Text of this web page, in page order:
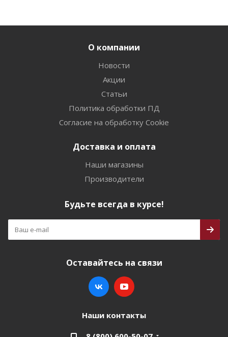
О компании
Новости
Акции
Статьи
Политика обработки ПД
Согласие на обработку Cookie
Доставка и оплата
Наши магазины
Производители
Будьте всегда в курсе!
Оставайтесь на связи
Наши контакты